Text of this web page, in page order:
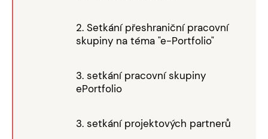
2. Setkání přeshraniční pracovní
skupiny na téma "e-Portfolio"
3. setkání pracovní skupiny
ePortfolio
3. setkání projektových partnerů